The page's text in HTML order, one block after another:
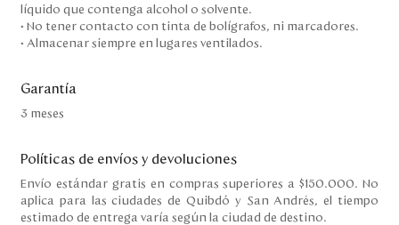
líquido que contenga alcohol o solvente.
• No tener contacto con tinta de bolígrafos, ni marcadores.
• Almacenar siempre en lugares ventilados.
Garantía
3 meses
Políticas de envíos y devoluciones
Envío estándar gratis en compras superiores a $150.000. No
aplica para las ciudades de Quibdó y San Andrés, el tiempo
estimado de entrega varía según la ciudad de destino.